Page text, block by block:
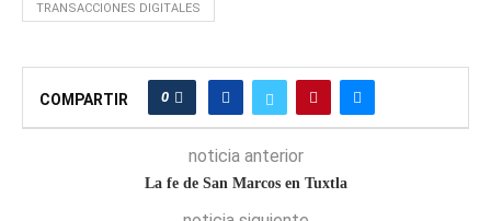
TRANSACCIONES DIGITALES
COMPARTIR 0
noticia anterior
La fe de San Marcos en Tuxtla